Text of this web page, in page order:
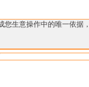
您生意操作中的唯一依据